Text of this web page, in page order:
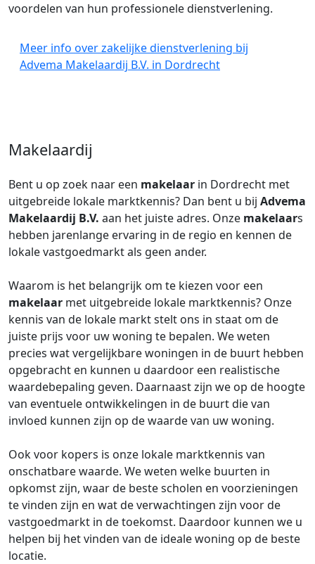
voordelen van hun professionele dienstverlening.
Meer info over zakelijke dienstverlening bij
Advema Makelaardij B.V. in Dordrecht
Makelaardij
Bent u op zoek naar een makelaar in Dordrecht met
uitgebreide lokale marktkennis? Dan bent u bij Advema
Makelaardij B.V. aan het juiste adres. Onze makelaars
hebben jarenlange ervaring in de regio en kennen de
lokale vastgoedmarkt als geen ander.
Waarom is het belangrijk om te kiezen voor een
makelaar met uitgebreide lokale marktkennis? Onze
kennis van de lokale markt stelt ons in staat om de
juiste prijs voor uw woning te bepalen. We weten
precies wat vergelijkbare woningen in de buurt hebben
opgebracht en kunnen u daardoor een realistische
waardebepaling geven. Daarnaast zijn we op de hoogte
van eventuele ontwikkelingen in de buurt die van
invloed kunnen zijn op de waarde van uw woning.
Ook voor kopers is onze lokale marktkennis van
onschatbare waarde. We weten welke buurten in
opkomst zijn, waar de beste scholen en voorzieningen
te vinden zijn en wat de verwachtingen zijn voor de
vastgoedmarkt in de toekomst. Daardoor kunnen we u
helpen bij het vinden van de ideale woning op de beste
locatie.